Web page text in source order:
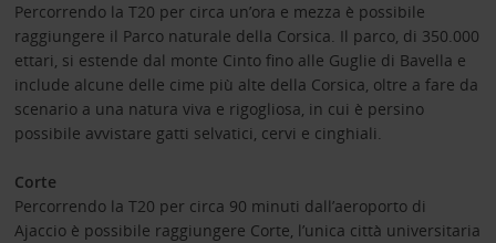
Percorrendo la T20 per circa un’ora e mezza è possibile
raggiungere il Parco naturale della Corsica. Il parco, di 350.000
ettari, si estende dal monte Cinto fino alle Guglie di Bavella e
include alcune delle cime più alte della Corsica, oltre a fare da
scenario a una natura viva e rigogliosa, in cui è persino
possibile avvistare gatti selvatici, cervi e cinghiali.
Corte
Percorrendo la T20 per circa 90 minuti dall’aeroporto di
Ajaccio è possibile raggiungere Corte, l’unica città universitaria